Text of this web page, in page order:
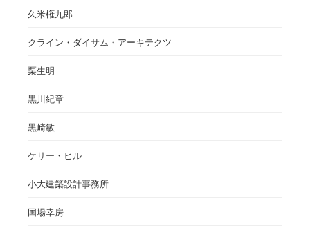
久米権九郎
クライン・ダイサム・アーキテクツ
栗生明
黒川紀章
黒崎敏
ケリー・ヒル
小大建築設計事務所
国場幸房